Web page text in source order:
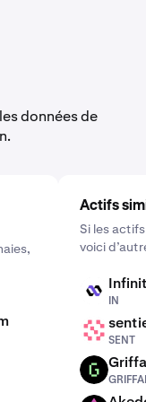
que vous
en
un calendrier
ou mensuel.
données de
Actifs
Si les
voici
IN
IN
SENT
SENT
GRIFFAIN